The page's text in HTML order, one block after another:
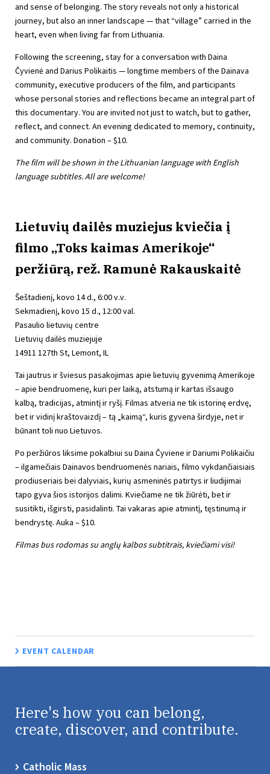
and sense of belonging. The story reveals not only a historical
journey, but also an inner landscape — that “village” carried in the
heart, even when living far from Lithuania.
Following the screening, stay for a conversation with Daina
Čyvienė and Darius Polikaitis — longtime members of the Dainava
community, executive producers of the film, and participants
whose personal stories and reflections became an integral part of
this documentary. You are invited not just to watch, but to gather,
reflect, and connect. An evening dedicated to memory, continuity,
and community. Donation – $10.
The film will be shown in the Lithuanian language with English
language subtitles. All are welcome!
Lietuvių dailės muziejus kviečia į
filmo „Toks kaimas Amerikoje“
peržiūrą, rež. Ramunė Rakauskaitė
Šeštadienį, kovo 14 d., 6:00 v.v.
Sekmadienį, kovo 15 d., 12:00 val.
Pasaulio lietuvių centre
Lietuvių dailės muziejuje
14911 127th St, Lemont, IL
Tai jautrus ir šviesus pasakojimas apie lietuvių gyvenimą Amerikoje
– apie bendruomenę, kuri per laiką, atstumą ir kartas išsaugo
kalbą, tradicijas, atmintį ir ryšį. Filmas atveria ne tik istorinę erdvę,
bet ir vidinį kraštovaizdį – tą „kaimą“, kuris gyvena širdyje, net ir
būnant toli nuo Lietuvos.
Po peržiūros liksime pokalbiui su Daina Čyviene ir Dariumi Polikaičiu
– ilgamečiais Dainavos bendruomenės nariais, filmo vykdančiaisiais
prodiuseriais bei dalyviais, kurių asmeninės patirtys ir liudijimai
tapo gyva šios istorijos dalimi. Kviečiame ne tik žiūrėti, bet ir
susitikti, išgirsti, pasidalinti. Tai vakaras apie atmintį, tęstinumą ir
bendrystę. Auka – $10.
Filmas bus rodomas su anglų kalbos subtitrais, kviečiami visi!
EVENT CALENDAR
Here's how you can belong,
create, discover, and contribute.
Catholic Mass